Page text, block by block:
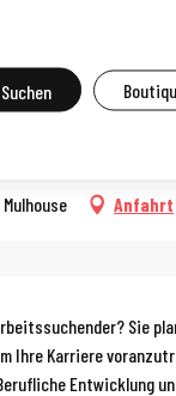
Suche
et
Anfahrt
Sie
Ihre Karriere
Entwicklung